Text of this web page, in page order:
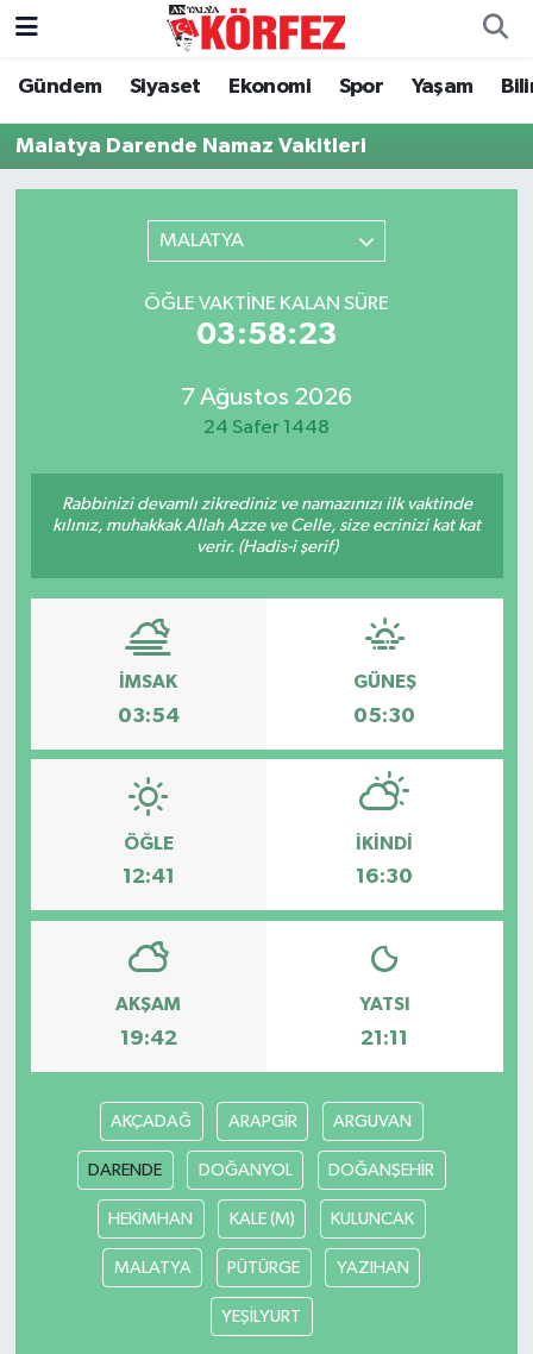
Gündem Siyaset Ekonomi Spor Yaşam
Malatya Darende Namaz Vakitleri
MALATYA
ÖĞLE VAKTINE KALAN SÜRE
03:58:23
7 Ağustos 2026
24 Safer 1448
Rabbinizi devamlı zikrediniz ve namazınızı ilk vaktinde
kılınız, muhakkak Allah Azze ve Celle, size ecrinizi kat kat
verir. (Hadis-i şerif)
İMSAK
03:54
GÜNEŞ
05:30
ÖĞLE
12:41
İKINDI
16:30
AKŞAM
19:42
YATSI
21:11
AKÇADAĞ ARAPGİR ARGUVAN
DARENDE DOĞANYOL DOĞANŞEHİR
HEKİMHAN KALE (M) KULUNCAK
MALATYA PÜTÜRGE YAZIHAN
YEŞİLYURT
Gündem
Siyaset
Dünya
Eğitim
Turizm
Kültür ve Sanat
Sivil Toplum
Tarım
Güvenlik
Resmi İlanlar
Nöbetçi Eczaneler
Hava Durumu
Tüm Manşetler
Son Dakika Haberleri